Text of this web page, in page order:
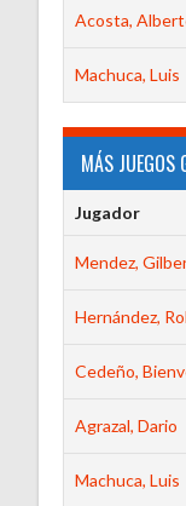
Acosta,
Machuca, Luis
MÁS JUEGOS
Jugador
Mendez,
Hernández,
Cedeño,
Agrazal, Dario
Machuca, Luis